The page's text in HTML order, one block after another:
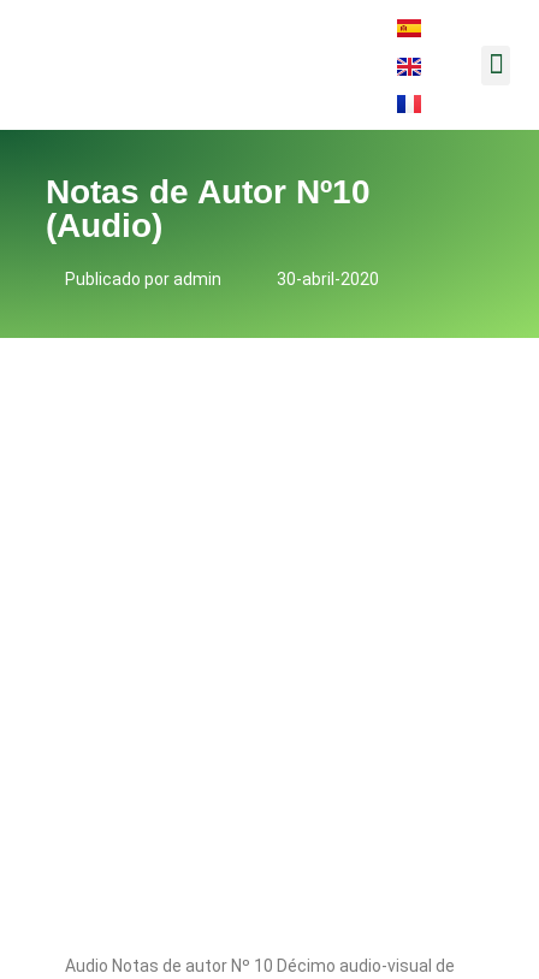
Notas de Autor Nº10
(Audio)
Publicado poradmin 30-abril-2020
Audio Notas de autor Nº 10 Décimo audio-visual de